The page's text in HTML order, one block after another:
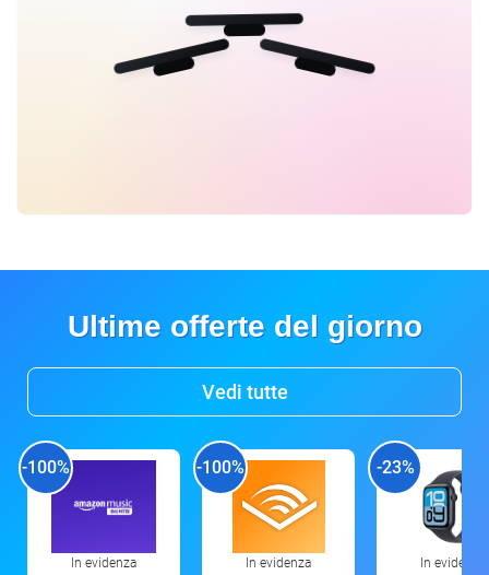
Ultime offerte del giorno
Vedi tutte
-100%
In evidenza
-100%
In evidenza
-23%
In evidenza